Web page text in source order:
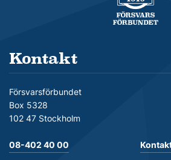
Kontakt
Försvarsförbundet
Box 5328
102 47 Stockholm
08-402 40 00